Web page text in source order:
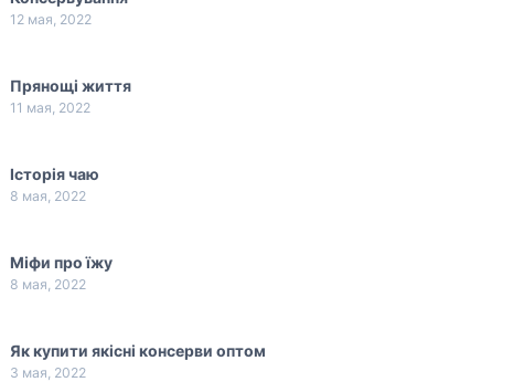
12 мая, 2022
Прянощі життя
11 мая, 2022
Історія чаю
8 мая, 2022
Міфи про їжу
8 мая, 2022
Як купити якісні консерви оптом
3 мая, 2022